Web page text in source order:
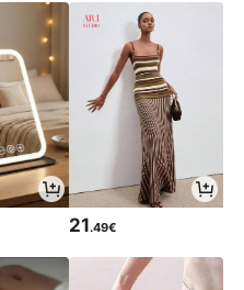
21.49€